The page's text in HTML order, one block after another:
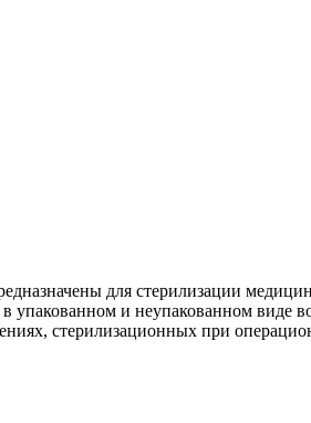
для стерилизации
в упакованном и неупакованном
стерилизационных при